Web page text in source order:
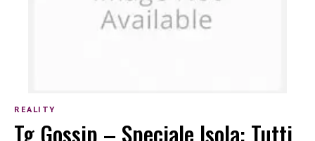
REALITY
Tg Gossip – Speciale Isola: Tutti